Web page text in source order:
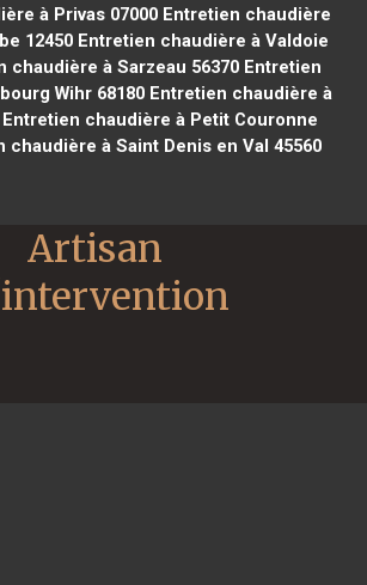
à Privas 07000 Entretien chaudière
12450Entretien chaudière à Valdoie
chaudière à Sarzeau 56370Entretien
Wihr 68180 Entretien chaudière à
chaudière à Petit Couronne
chaudière à Saint Denis en Val 45560
Artisan